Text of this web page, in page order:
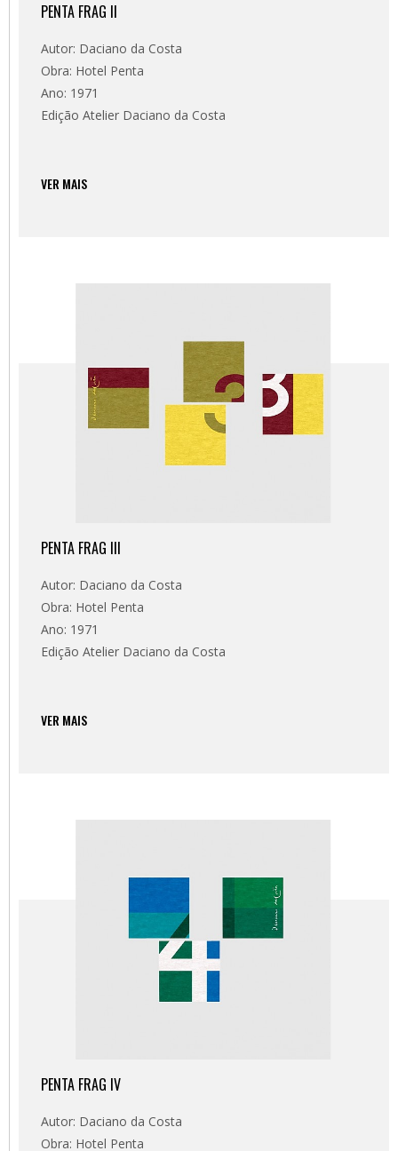
PENTA FRAG II
Autor: Daciano da Costa
Obra: Hotel Penta
Ano: 1971
Edição Atelier Daciano da Costa
VER MAIS
PENTA FRAG III
Autor: Daciano da Costa
Obra: Hotel Penta
Ano: 1971
Edição Atelier Daciano da Costa
VER MAIS
PENTA FRAG IV
Autor: Daciano da Costa
Obra: Hotel Penta